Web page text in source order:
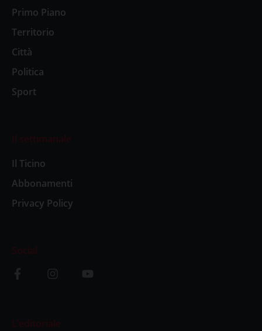
Primo Piano
Territorio
Città
Politica
Sport
Il settimanale
Il Ticino
Abbonamenti
Privacy Policy
Social
L’editoriale